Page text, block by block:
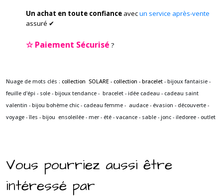
Un achat en toute confiance avecun service après-vente
assuré ✔
☆Paiement Sécurisé ?
Nuage de mots clés : collection SOLARE - collection - bracelet - bijoux fantaisie -
feuille d'épi - sole - bijoux tendance - bracelet - idée cadeau - cadeau saint
valentin - bijou bohème chic - cadeau femme - audace - évasion - découverte -
voyage - îles - bijou ensoleilée - mer - été - vacance - sable - jonc - iledoree - outlet
Vous pourriez aussi être
intéressé par